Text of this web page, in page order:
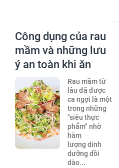
Công dụng của rau
mầm và những lưu
ý an toàn khi ăn
Rau mầm từ
lâu đã được
ca ngợi là một
trong những
"siêu thực
phẩm" nhờ
hàm
lượng dinh
dưỡng dồi
dào...